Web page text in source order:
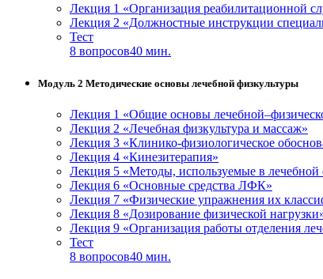
Лекция 1 «Организация реабилитационной
Лекция 2 «Должностные инструкции
Тест
8 вопросов40 мин.
Модуль 2 Методические основы лечебной физкультуры
Лекция 1 «Общие основы
Лекция 2 «Лечебная физкультура и массаж»
Лекция 3 «Клинико-физиологическое
Лекция 4 «Кинезитерапия»
Лекция 5 «Методы, используемые в лечебной
Лекция 6 «Основные средства ЛФК»
Лекция 7 «Физические упражнения их
Лекция 8 «Дозирование физической
Лекция 9 «Организация работы отделения
Тест
8 вопросов40 мин.